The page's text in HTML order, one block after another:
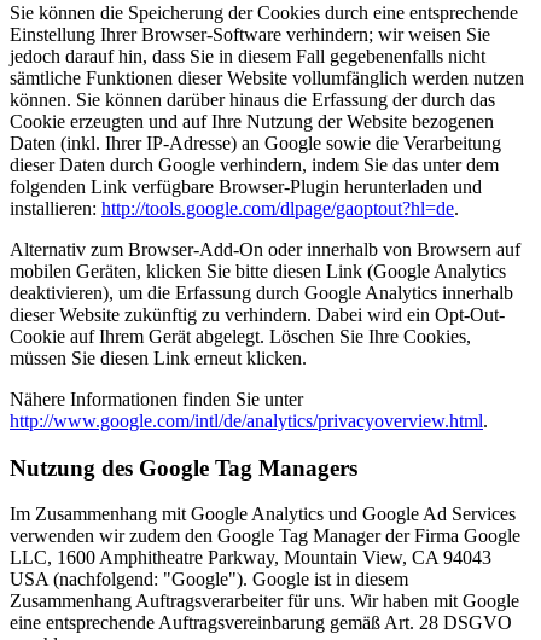
Sie können die Speicherung der Cookies durch eine entsprechende
Einstellung Ihrer Browser-Software verhindern; wir weisen Sie
jedoch darauf hin, dass Sie in diesem Fall gegebenenfalls nicht
sämtliche Funktionen dieser Website vollumfänglich werden nutzen
können. Sie können darüber hinaus die Erfassung der durch das
Cookie erzeugten und auf Ihre Nutzung der Website bezogenen
Daten (inkl. Ihrer IP-Adresse) an Google sowie die Verarbeitung
dieser Daten durch Google verhindern, indem Sie das unter dem
folgenden Link verfügbare Browser-Plugin herunterladen und
installieren: http://tools.google.com/dlpage/gaoptout?hl=de.
Alternativ zum Browser-Add-On oder innerhalb von Browsern auf
mobilen Geräten, klicken Sie bitte diesen Link (Google Analytics
deaktivieren), um die Erfassung durch Google Analytics innerhalb
dieser Website zukünftig zu verhindern. Dabei wird ein Opt-Out-
Cookie auf Ihrem Gerät abgelegt. Löschen Sie Ihre Cookies,
müssen Sie diesen Link erneut klicken.
Nähere Informationen finden Sie unter
http://www.google.com/intl/de/analytics/privacyoverview.html.
Nutzung des Google Tag Managers
Im Zusammenhang mit Google Analytics und Google Ad Services
verwenden wir zudem den Google Tag Manager der Firma Google
LLC, 1600 Amphitheatre Parkway, Mountain View, CA 94043
USA (nachfolgend: "Google"). Google ist in diesem
Zusammenhang Auftragsverarbeiter für uns. Wir haben mit Google
eine entsprechende Auftragsvereinbarung gemäß Art. 28 DSGVO